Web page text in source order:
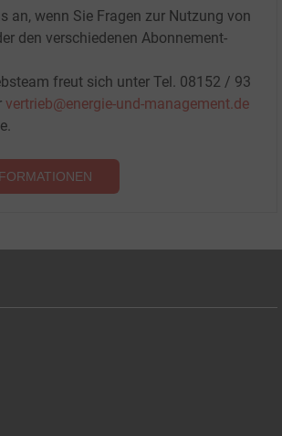
an, wenn Sie Fragen zur Nutzung von
den verschiedenen Abonnement-
freut sich unter Tel. 08152 / 93
vertrieb@energie-und-management.de